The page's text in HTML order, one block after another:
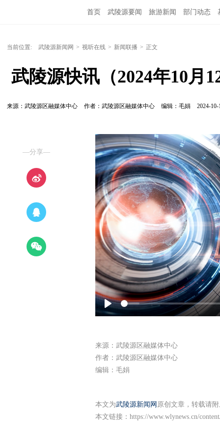
首页 武陵源要闻 旅游新闻 部门动态
当前位置: 武陵源新闻网 > 视听在线 > 新闻联播 > 正文
武陵源快讯（2024年10月
来源：武陵源区融媒体中心 作者：武陵源区融媒体中心 编辑：毛娟 2024-10-
—分享—
Play
来源：武陵源区融媒体中心
作者：武陵源区融媒体中心
编辑：毛娟
本文为武陵源新闻网 原创文章，转载请
本文链接： https://www.wlynews.cn/